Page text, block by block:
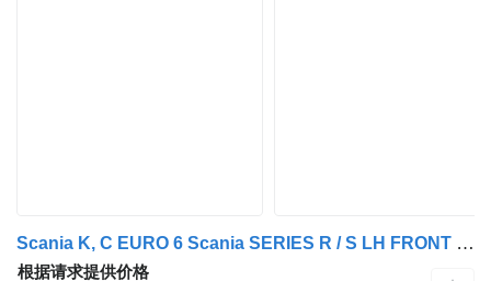
Scania K, C EURO 6 Scania SERIES R / S LH FRONT UNDERCAB MUDGUARD LOW DECK
根据请求提供价格